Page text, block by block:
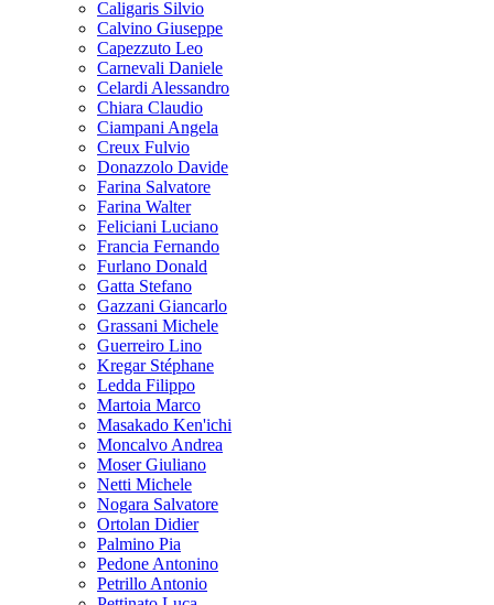
Caligaris Silvio
Calvino Giuseppe
Capezzuto Leo
Carnevali Daniele
Celardi Alessandro
Chiara Claudio
Ciampani Angela
Creux Fulvio
Donazzolo Davide
Farina Salvatore
Farina Walter
Feliciani Luciano
Francia Fernando
Furlano Donald
Gatta Stefano
Gazzani Giancarlo
Grassani Michele
Guerreiro Lino
Kregar Stéphane
Ledda Filippo
Martoia Marco
Masakado Ken'ichi
Moncalvo Andrea
Moser Giuliano
Netti Michele
Nogara Salvatore
Ortolan Didier
Palmino Pia
Pedone Antonino
Petrillo Antonio